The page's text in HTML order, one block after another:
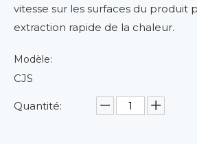
vitesse sur les surfaces du produit
extraction rapide de la chaleur.
Modèle:
CJS
Quantité: